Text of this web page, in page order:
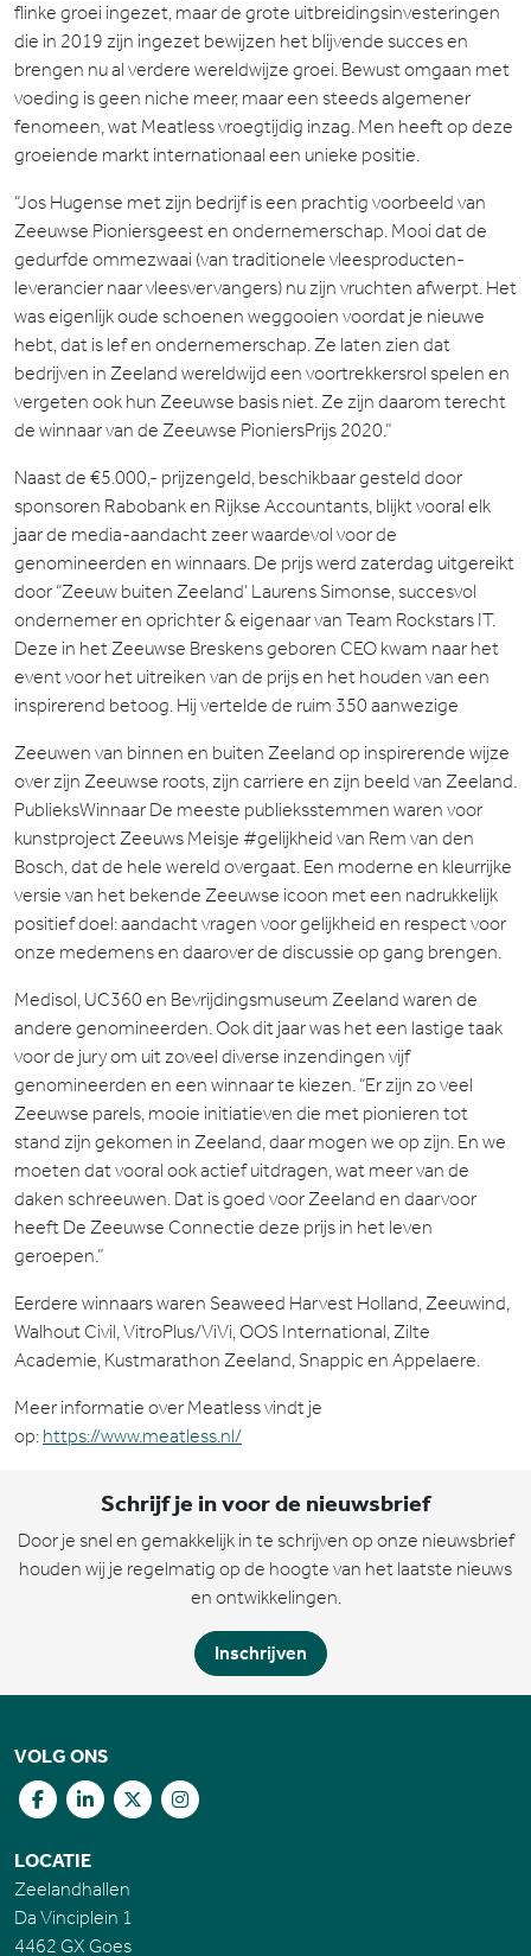
flinke groei ingezet, maar de grote uitbreidingsinvesteringen
die in 2019 zijn ingezet bewijzen het blijvende succes en
brengen nu al verdere wereldwijze groei. Bewust omgaan met
voeding is geen niche meer, maar een steeds algemener
fenomeen, wat Meatless vroegtijdig inzag. Men heeft op deze
groeiende markt internationaal een unieke positie.
“Jos Hugense met zijn bedrijf is een prachtig voorbeeld van
Zeeuwse Pioniersgeest en ondernemerschap. Mooi dat de
gedurfde ommezwaai (van traditionele vleesproducten-
leverancier naar vleesvervangers) nu zijn vruchten afwerpt. Het
was eigenlijk oude schoenen weggooien voordat je nieuwe
hebt, dat is lef en ondernemerschap. Ze laten zien dat
bedrijven in Zeeland wereldwijd een voortrekkersrol spelen en
vergeten ook hun Zeeuwse basis niet. Ze zijn daarom terecht
de winnaar van de Zeeuwse PioniersPrijs 2020.”
Naast de €5.000,- prijzengeld, beschikbaar gesteld door
sponsoren Rabobank en Rijkse Accountants, blijkt vooral elk
jaar de media-aandacht zeer waardevol voor de
genomineerden en winnaars. De prijs werd zaterdag uitgereikt
door “Zeeuw buiten Zeeland’ Laurens Simonse, succesvol
ondernemer en oprichter & eigenaar van Team Rockstars IT.
Deze in het Zeeuwse Breskens geboren CEO kwam naar het
event voor het uitreiken van de prijs en het houden van een
inspirerend betoog. Hij vertelde de ruim 350 aanwezige
Zeeuwen van binnen en buiten Zeeland op inspirerende wijze
over zijn Zeeuwse roots, zijn carriere en zijn beeld van Zeeland.
PublieksWinnaar De meeste publieksstemmen waren voor
kunstproject Zeeuws Meisje #gelijkheid van Rem van den
Bosch, dat de hele wereld overgaat. Een moderne en kleurrijke
versie van het bekende Zeeuwse icoon met een nadrukkelijk
positief doel: aandacht vragen voor gelijkheid en respect voor
onze medemens en daarover de discussie op gang brengen.
Medisol, UC360 en Bevrijdingsmuseum Zeeland waren de
andere genomineerden. Ook dit jaar was het een lastige taak
voor de jury om uit zoveel diverse inzendingen vijf
genomineerden en een winnaar te kiezen. “Er zijn zo veel
Zeeuwse parels, mooie initiatieven die met pionieren tot
stand zijn gekomen in Zeeland, daar mogen we op zijn. En we
moeten dat vooral ook actief uitdragen, wat meer van de
daken schreeuwen. Dat is goed voor Zeeland en daarvoor
heeft De Zeeuwse Connectie deze prijs in het leven
geroepen.”
Eerdere winnaars waren Seaweed Harvest Holland, Zeeuwind,
Walhout Civil, VitroPlus/ViVi, OOS International, Zilte
Academie, Kustmarathon Zeeland, Snappic en Appelaere.
Meer informatie over Meatless vindt je
op: https://www.meatless.nl/
Schrijf je in voor de nieuwsbrief
Door je snel en gemakkelijk in te schrijven op onze nieuwsbrief
houden wij je regelmatig op de hoogte van het laatste nieuws
en ontwikkelingen.
Inschrijven
VOLG ONS
LOCATIE
Zeelandhallen
Da Vinciplein 1
4462 GX Goes